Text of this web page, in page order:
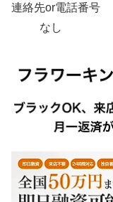
連絡先or電話番号
なし